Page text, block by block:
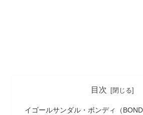
目次
イゴールサンダル・ボンディ（